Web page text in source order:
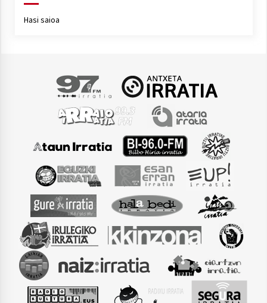
Hasi saioa